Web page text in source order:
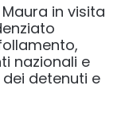
in visita
nazionali e
detenuti e